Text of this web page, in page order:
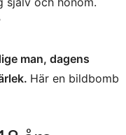
man, dagens
Här en bildbomb